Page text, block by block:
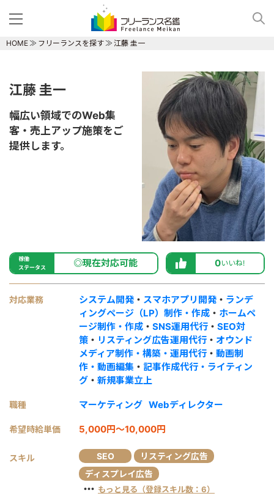
HOME フリーランスを探す 江藤 圭一
江藤 圭一
幅広い領域でのWeb集
客・売上アップ施策をご
提供します。
稼働
ステータス
◎現在対応可能 0いいね!
対応業務 システム開発 ・ スマホアプリ開発 ・ ランデ
ィングページ（LP）制作・作成 ・ ホームペ
ージ制作・作成 ・ SNS運用代行 ・ SEO対
策 ・ リスティング広告運用代行 ・ オウンド
メディア制作・構築・運用代行 ・ 動画制
作・動画編集 ・ 記事作成代行・ライティン
グ ・ 新規事業立上
職種 マーケティング Webディレクター
希望時給単価 5,000円～10,000円
スキル SEO
リスティング広告
ディスプレイ広告
・・・ もっと見る（登録スキル数：6）